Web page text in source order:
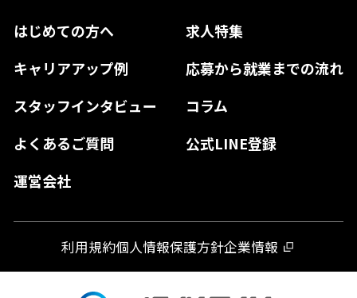
はじめての方へ
求人特集
キャリアアップ例
応募から就業までの流れ
スタッフインタビュー
コラム
よくあるご質問
公式LINE登録
運営会社
奈良県
和歌山県
島根県
山口県
徳島県
熊本県
宮崎県
鹿児島県
利用規約個人情報保護方針企業情報